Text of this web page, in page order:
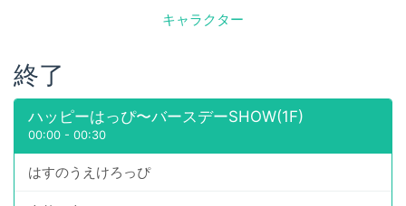
キャラクター
終了
ハッピーはっぴ〜バースデーSHOW(1F)
00:00 - 00:30
はすのうえけろっぴ